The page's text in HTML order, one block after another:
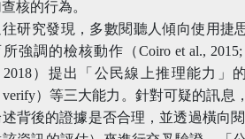
核的行為。
研究發現，多數閱聽人傾向使用捷
強調的檢核動作（Coiro et al., 2015;
2018）提出「公民線上推理能力」
verify）等三大能力。針對可疑的訊
背後的證據是否合理，並透過橫向